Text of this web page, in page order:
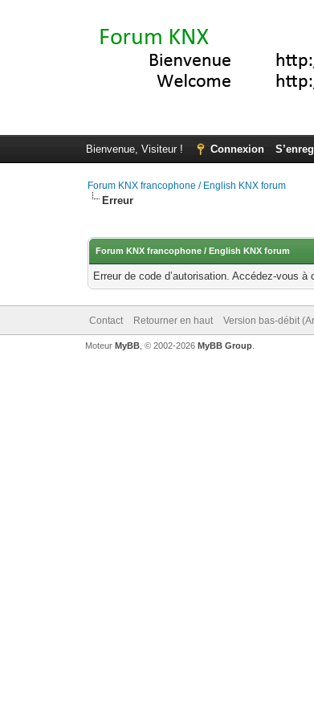
Bienvenue, Visiteur ! Connexion
Forum KNX francophone / English KNX forum
Erreur
Forum KNX francophone / English KNX forum
Erreur de code d’autorisation. Accédez-vous
Contact Retourner en haut Version bas-débit
Moteur MyBB, © 2002-2026 MyBB Group.